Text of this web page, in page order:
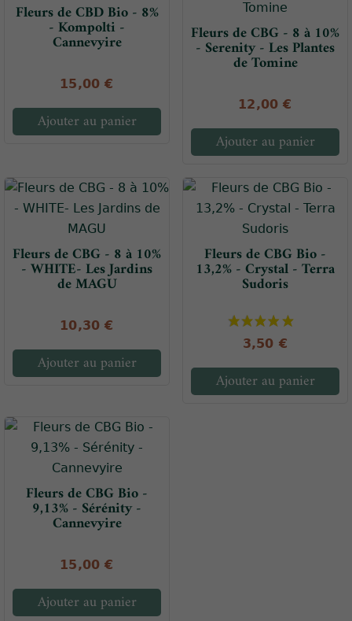
Fleurs de CBD Bio - 8%
- Kompolti -
Cannevyire
15,00 €
Ajouter au panier
Fleurs de CBG - 8 à 10%
- Serenity - Les Plantes
de Tomine
12,00 €
Ajouter au panier
Fleurs de CBG - 8 à 10%
- WHITE- Les Jardins
de MAGU
10,30 €
Ajouter au panier
Fleurs de CBG Bio -
13,2% - Crystal - Terra
Sudoris
3,50 €
Ajouter au panier
Fleurs de CBG Bio -
9,13% - Sérénity -
Cannevyire
15,00 €
Ajouter au panier